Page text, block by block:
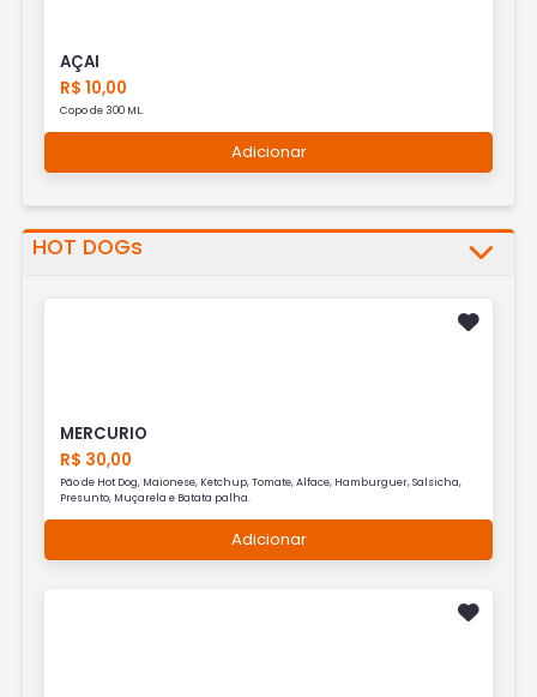
AÇAI
R$ 10,00
Copo de 300 ML.
Adicionar
HOT DOGs
MERCURIO
R$ 30,00
Pão de Hot Dog, Maionese, Ketchup, Tomate, Alface, Hamburguer, Salsicha,
Presunto, Muçarela e Batata palha.
Adicionar